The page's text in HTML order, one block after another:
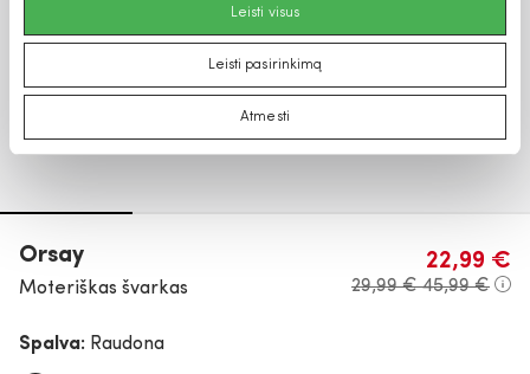
Leisti visus
Leisti pasirinkimą
Atmesti
Orsay
Moteriškas švarkas
22,99 €
29,99 €45,99 €
Spalva: Raudona